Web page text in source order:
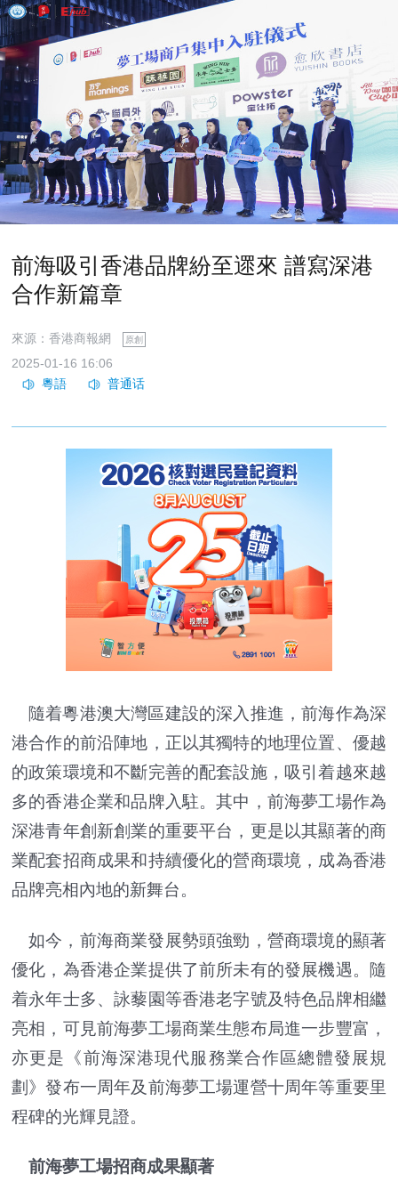
前海吸引香港品牌紛至遝來 譜寫深港
合作新篇章
來源：香港商報網 原創
2025-01-16 16:06
隨着粵港澳大灣區建設的深入推進，前海作為深
港合作的前沿陣地，正以其獨特的地理位置、優越
的政策環境和不斷完善的配套設施，吸引着越來越
多的香港企業和品牌入駐。其中，前海夢工場作為
深港青年創新創業的重要平台，更是以其顯著的商
業配套招商成果和持續優化的營商環境，成為香港
品牌亮相內地的新舞台。
如今，前海商業發展勢頭強勁，營商環境的顯著
優化，為香港企業提供了前所未有的發展機遇。隨
着永年士多、詠藜園等香港老字號及特色品牌相繼
亮相，可見前海夢工場商業生態布局進一步豐富，
亦更是《前海深港現代服務業合作區總體發展規
劃》發布一周年及前海夢工場運營十周年等重要里
程碑的光輝見證。
前海夢工場招商成果顯著